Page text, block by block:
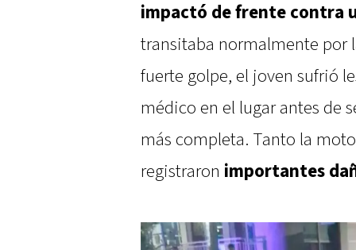
impactó de frente contra
transitaba normalmente por
fuerte golpe, el joven sufrió
médico en el lugar antes de
más completa. Tanto la
registraron importantes